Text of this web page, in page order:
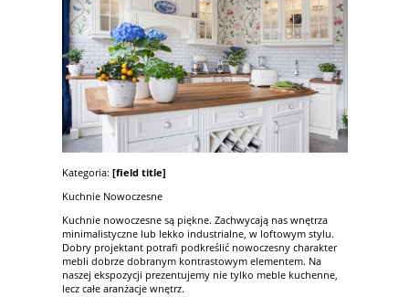
Kategoria: [field title]
Kuchnie Nowoczesne
Kuchnie nowoczesne są piękne. Zachwycają nas wnętrza
minimalistyczne lub lekko industrialne, w loftowym stylu.
Dobry projektant potrafi podkreślić nowoczesny charakter
mebli dobrze dobranym kontrastowym elementem. Na
naszej ekspozycji prezentujemy nie tylko meble kuchenne,
lecz całe aranżacje wnętrz.